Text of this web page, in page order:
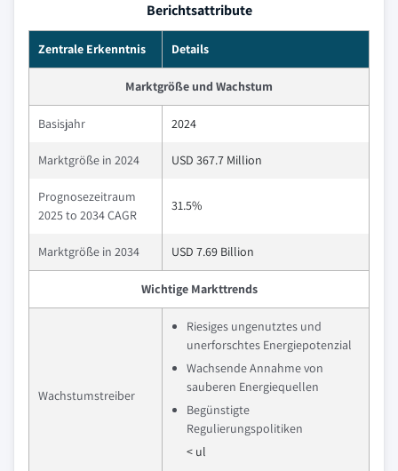
Berichtsattribute
Zentrale Erkenntnis Details
Marktgröße und Wachstum
Basisjahr 2024
Marktgröße in 2024 USD 367.7 Million
Prognosezeitraum
2025 to 2034 CAGR
31.5%
Marktgröße in 2034 USD 7.69 Billion
Wichtige Markttrends
Wachstumstreiber
Riesiges ungenutztes und
unerforschtes Energiepotenzial
Wachsende Annahme von
sauberen Energiequellen
Begünstigte
Regulierungspolitiken
< ul